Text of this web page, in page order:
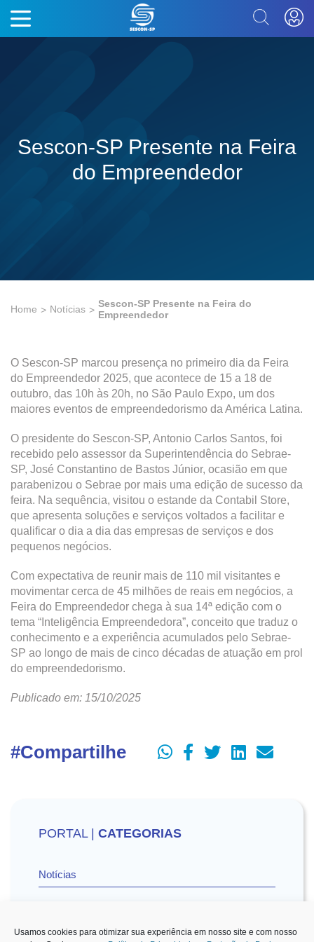
Usamos cookies para otimizar sua experiência em nosso site e com nosso
Sescon-SP Presente na Feira
do Empreendedor
Home Notícias
Sescon-SP Presente na Feira do
Empreendedor
O Sescon-SP marcou presença no primeiro dia da Feira
do Empreendedor 2025, que acontece de 15 a 18 de
outubro, das 10h às 20h, no São Paulo Expo, um dos
maiores eventos de empreendedorismo da América Latina.
O presidente do Sescon-SP, Antonio Carlos Santos, foi
recebido pelo assessor da Superintendência do Sebrae-
SP, José Constantino de Bastos Júnior, ocasião em que
parabenizou o Sebrae por mais uma edição de sucesso da
feira. Na sequência, visitou o estande da Contabil Store,
que apresenta soluções e serviços voltados a facilitar e
qualificar o dia a dia das empresas de serviços e dos
pequenos negócios.
Com expectativa de reunir mais de 110 mil visitantes e
movimentar cerca de 45 milhões de reais em negócios, a
Feira do Empreendedor chega à sua 14ª edição com o
tema “Inteligência Empreendedora”, conceito que traduz o
conhecimento e a experiência acumulados pelo Sebrae-
SP ao longo de mais de cinco décadas de atuação em prol
do empreendedorismo.
Publicado em: 15/10/2025
#Compartilhe
PORTAL | CATEGORIAS
Notícias